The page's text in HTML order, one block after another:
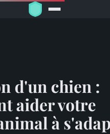
d'un chien :
aider votre
à